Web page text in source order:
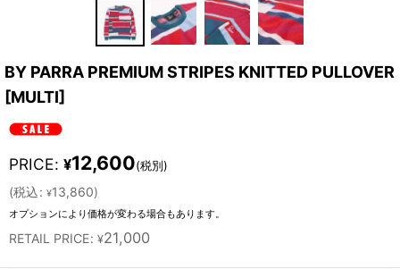
BY PARRA PREMIUM STRIPES KNITTED PULLOVER
[MULTI]
PRICE: ¥12,600(税別)
(税込: ¥13,860)
オプションにより価格が変わる場合もあります。
RETAIL PRICE: ¥21,000